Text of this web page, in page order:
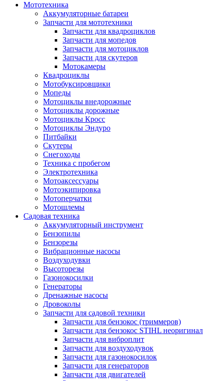
Мототехника
Аккумуляторные батареи
Запчасти для мототехники
Запчасти для квадроциклов
Запчасти для мопедов
Запчасти для мотоциклов
Запчасти для скутеров
Мотокамеры
Квадроциклы
Мотобуксировщики
Мопеды
Мотоциклы внедорожные
Мотоциклы дорожные
Мотоциклы Кросс
Мотоциклы Эндуро
Питбайки
Скутеры
Снегоходы
Техника с пробегом
Электротехника
Мотоаксессуары
Мотоэкипировка
Мотоперчатки
Мотошлемы
Садовая техника
Аккумуляторный инструмент
Бензопилы
Бензорезы
Вибрационные насосы
Воздуходувки
Высоторезы
Газонокосилки
Генераторы
Дренажные насосы
Дровоколы
Запчасти для садовой техники
Запчасти для бензокос (триммеров)
Запчасти для бензокос STIHL неоригинал
Запчасти для виброплит
Запчасти для воздуходувок
Запчасти для газонокосилок
Запчасти для генераторов
Запчасти для двигателей